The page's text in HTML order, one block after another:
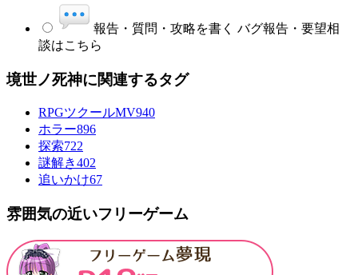
報告・質問・攻略を書く バグ報告・要望相
談はこちら
境世ノ死神に関連するタグ
RPGツクールMV940
ホラー896
探索722
謎解き402
追いかけ67
雰囲気の近いフリーゲーム